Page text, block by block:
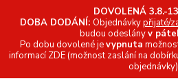
DOVOLENÁ 3.8.-
DOBA DODÁNÍ: Objednávkypřijaté/
budou odeslányv
Po dobu dovolené jevypnuta
informacíZDE (možnost zaslání na